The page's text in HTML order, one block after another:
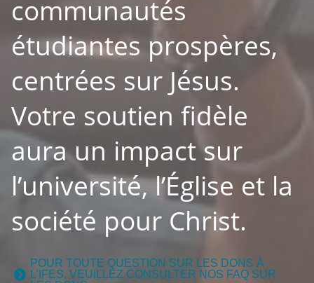
communautés
étudiantes prospères,
centrées sur Jésus.
Votre soutien fidèle
aura un impact sur
l’université, l’Église et la
société pour Christ.
POUR TOUTE QUESTION SUR LES DONS À
L’IFES, VEUILLEZ CONSULTER NOS FAQ SUR